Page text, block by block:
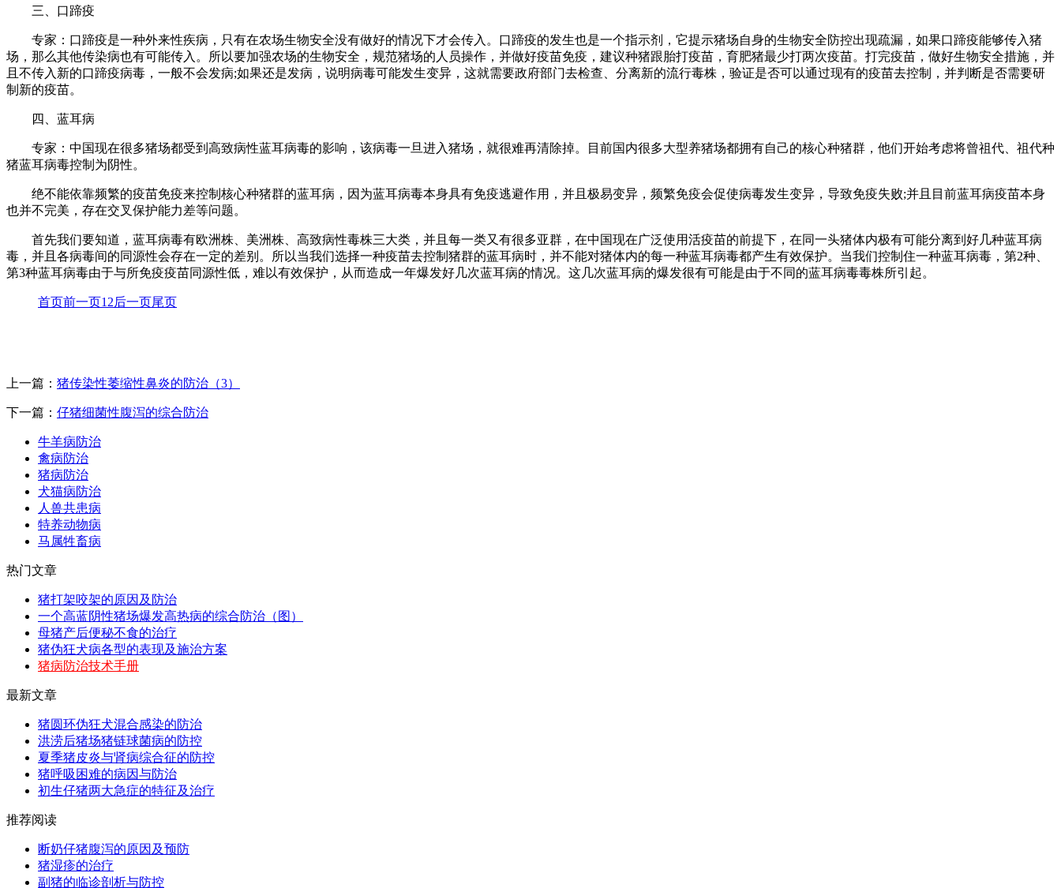
三、 口蹄疫
专家：口蹄疫是一种外来性疾病，只有在农场生物安全没有做好的情况下才会传入。口蹄疫的发生也是一个指示剂，它提示猪场自身的生物安全防控出现疏漏，如果口蹄疫能够传入猪
场，那么其他传染病也有可能传入。所以要加强农场的生物安全，规范猪场的人员操作，并做好疫苗免疫，建议种猪跟胎打疫苗，育肥猪最少打两次疫苗。打完疫苗，做好生物安全措施，并
且不传入新的口蹄疫病毒，一般不会发病;如果还是发病，说明病毒可能发生变异，这就需要政府部门去检查、分离新的流行毒株，验证是否可以通过现有的疫苗去控制，并判断是否需要研
制新的疫苗。
四、 蓝耳病
专家：中国现在很多猪场都受到高致病性蓝耳病毒的影响，该病毒一旦进入猪场，就很难再清除掉。目前国内很多大型养猪场都拥有自己的核心种猪群，他们开始考虑将曾祖代、祖代种
猪蓝耳病毒控制为阴性。
绝不能依靠频繁的疫苗免疫来控制核心种猪群的蓝耳病，因为蓝耳病毒本身具有免疫逃避作用，并且极易变异，频繁免疫会促使病毒发生变异，导致免疫失败;并且目前蓝耳病疫苗本身
也并不完美，存在交叉保护能力差等问题。
首先我们要知道，蓝耳病毒有欧洲株、美洲株、高致病性毒株三大类，并且每一类又有很多亚群，在中国现在广泛使用活疫苗的前提下，在同一头猪体内极有可能分离到好几种蓝耳病
毒，并且各病毒间的同源性会存在一定的差别。所以当我们选择一种疫苗去控制猪群的蓝耳病时，并不能对猪体内的每一种蓝耳病毒都产生有效保护。当我们控制住一种蓝耳病毒，第2种、
第3种蓝耳病毒由于与所免疫疫苗同源性低，难以有效保护，从而造成一年爆发好几次蓝耳病的情况。这几次蓝耳病的爆发很有可能是由于不同的蓝耳病毒毒株所引起。
首页前一页1 2后一页尾页
上一篇： 猪传染性萎缩性鼻炎的防治（3）
下一篇： 仔猪细菌性腹泻的综合防治
牛羊病防治
禽病防治
猪病防治
犬猫病防治
人兽共患病
特养动物病
马属牲畜病
热门文章
猪打架咬架的原因及防治
一个高蓝阴性猪场爆发高热病的综合防治（图）
母猪产后便秘不食的治疗
猪伪狂犬病各型的表现及施治方案
猪病防治技术手册
最新文章
猪圆环伪狂犬混合感染的防治
洪涝后猪场猪链球菌病的防控
夏季猪皮炎与肾病综合征的防控
猪呼吸困难的病因与防治
初生仔猪两大急症的特征及治疗
推荐阅读
断奶仔猪腹泻的原因及预防
猪湿疹的治疗
副猪的临诊剖析与防控